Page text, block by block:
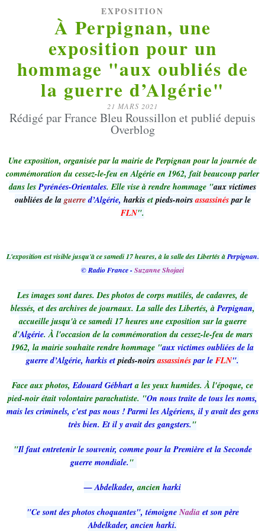
EXPOSITION
À Perpignan, une
exposition pour un
hommage "aux oubliés de
la guerre d’Algérie"
21 MARS 2021
Rédigé par France Bleu Roussillon et publié depuis
Overblog
Une exposition, organisée par la mairie de Perpignan pour la journée de
commémoration du cessez-le-feu en Algérie en 1962, fait beaucoup parler
dans lesPyrénées-Orientales. Elle vise à rendre hommage "aux victimes
oubliées de laguerred’Algérie, harkis etpieds-noirsassassinéspar le
FLN".
L'exposition est visible jusqu'à ce samedi 17 heures, à la salle des Libertés àPerpignan.
© Radio France - Suzanne Shojaei
Les images sont dures. Des photos de corps mutilés, de cadavres, de
blessés, et des archives de journaux. La salle des Libertés, àPerpignan,
accueille jusqu'à ce samedi 17 heures une exposition sur la guerre
d'Algérie. À l'occasion de la commémoration du cessez-le-feu de mars
1962, la mairie souhaite rendre hommage "aux victimes oubliées de la
guerre d’Algérie, harkis etpieds-noirsassassinéspar le FLN".
Face aux photos, Edouard Gébharta les yeux humides. À l'époque, ce
pied-noir était volontaire parachutiste. "On nous traite de tous les noms,
mais les criminels, c'est pas nous ! Parmi les Algériens, il y avait des gens
très bien. Et il y avait des gangsters. "
"Il faut entretenir le souvenir, comme pour la Première et la Seconde
guerre mondiale. "
— Abdelkader, ancien harki
"Ce sont des photos choquantes", témoigneNadia et son père
Abdelkader, ancien harki.